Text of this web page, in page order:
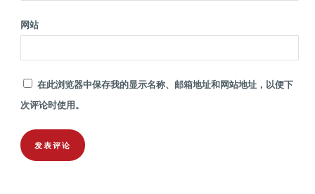
网站
在此浏览器中保存我的显示名称、邮箱地址和网站地址，以便下
次评论时使用。